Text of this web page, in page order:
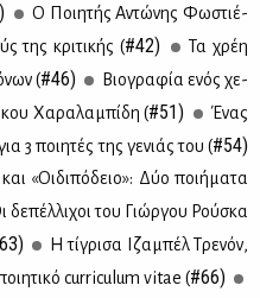
Ο Ποι­η­τής Αντώ­νης Φω­στιέ­
της κρι­τι­κής (#42)
Τα χρέη
(#46)
Βιο­γρα­φία ενός χε­
Χα­ρα­λα­μπί­δη (#51)
Ένας
3 ποι­η­τές της γε­νιάς του (#54)
«Οι­δι­πό­δειο»: Δύο ποι­ή­μα­τα
δε­πέλ­λι­χοι του Γιώρ­γου Ρού­σκα
Η τί­γρι­σα Ιζα­μπέλ Τρε­νόν,
curriculum vitae (#66)